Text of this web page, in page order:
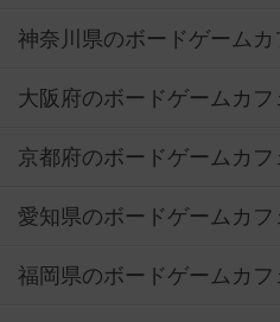
神奈川県のボードゲームカ
大阪府のボードゲームカフ
京都府のボードゲームカフ
愛知県のボードゲームカフ
福岡県のボードゲームカフ